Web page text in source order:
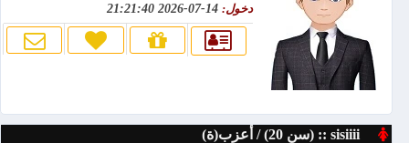
دخول:
sisiiii :: (سن 20) / أعزب(ة)